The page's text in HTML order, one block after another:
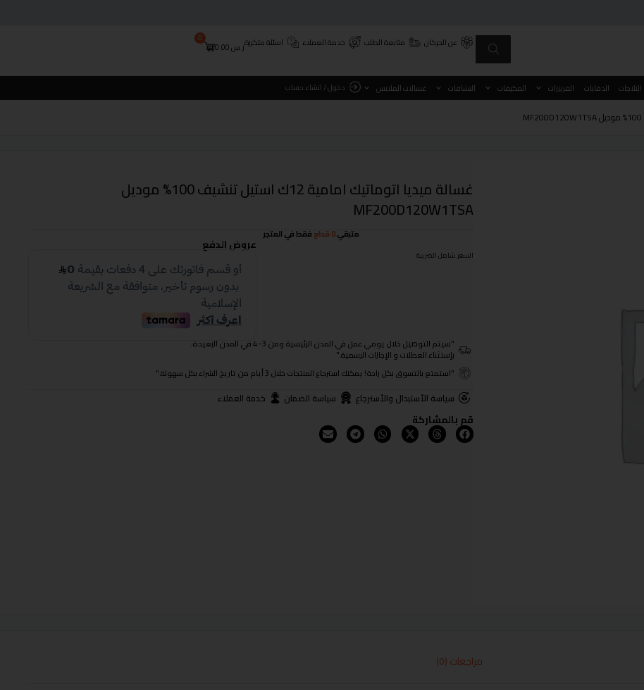
عن الحركان متابعة الطلب خدمة العملاء اسئلة متكررةر.س0.00
0
الثلاجات الدفايات الفريزرات المكيفات النشافات غسالات الملابس دخول / انشاء حساب
غسالة ميديا اتوماتيك امامية 12ك استيل تنشيف 100% موديل
MF200D120W1TSA
السعر شامل الضريبة
متبقي0 قطع فقط في المتجر
عروض الدفع
"سيتم التوصيل خلال يومي عمل في المدن الرئيسية ومن 3- 4 في المدن البعيدة.
بإستثناء العطلات و الإجازات الرسمية."
"استمتع بالتسوق بكل راحة! يمكنك استرجاع المنتجات خلال 3 أيام من تاريخ الشراء بكل سهولة."
سياسة الأستبدال والأسترجاع سياسة الضمان خدمة العملاء
قم بالمشاركة
مراجعات (0)